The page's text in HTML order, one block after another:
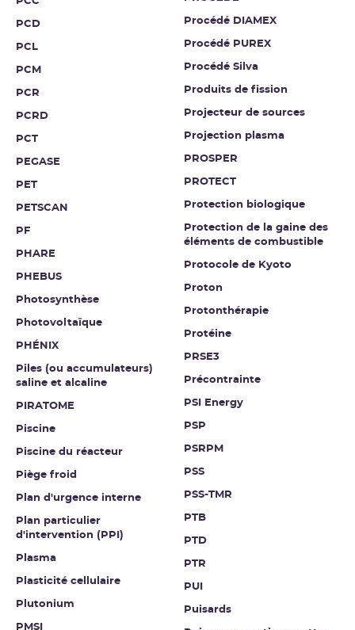
PCD
PCL
PCM
PCR
PCRD
PCT
PEGASE
PET
PETSCAN
PF
PHARE
PHEBUS
Photosynthèse
Photovoltaïque
PHÉNIX
Piles (ou accumulateurs)
saline et alcaline
PIRATOME
Piscine
Piscine du réacteur
Piège froid
Plan d'urgence interne
Plan particulier
d'intervention (PPI)
Plasma
Plasticité cellulaire
Plutonium
PMSI
Procédé DIAMEX
Procédé PUREX
Procédé Silva
Produits de fission
Projecteur de sources
Projection plasma
PROSPER
PROTECT
Protection biologique
Protection de la gaine des
éléments de combustible
Protocole de Kyoto
Proton
Protonthérapie
Protéine
PRSE3
Précontrainte
PSI Energy
PSP
PSRPM
PSS
PSS-TMR
PTB
PTD
PTR
PUI
Puisards